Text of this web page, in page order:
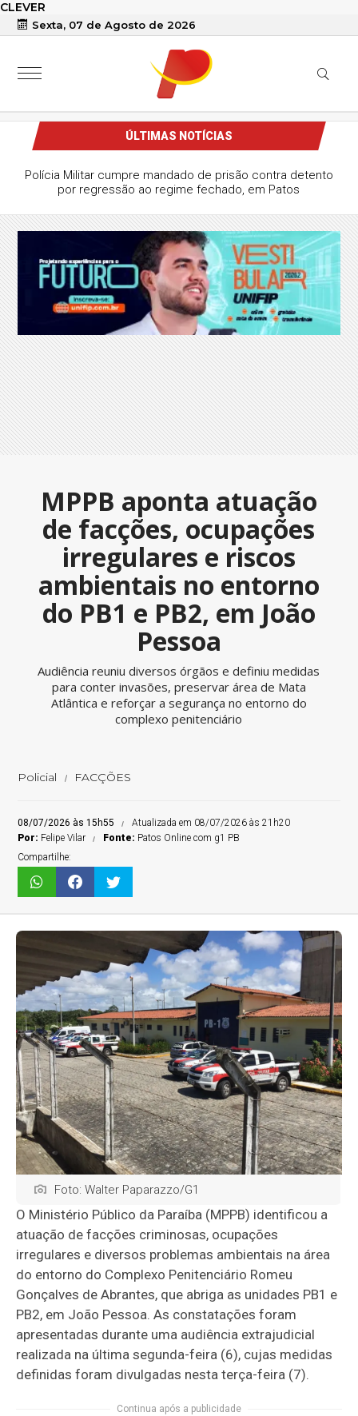
CLEVER
Sexta, 07 de Agosto de 2026
ÚLTIMAS NOTÍCIAS
Polícia Militar cumpre mandado de prisão contra detento
por regressão ao regime fechado, em Patos
MPPB aponta atuação
de facções, ocupações
irregulares e riscos
ambientais no entorno
do PB1 e PB2, em João
Pessoa
Audiência reuniu diversos órgãos e definiu medidas
para conter invasões, preservar área de Mata
Atlântica e reforçar a segurança no entorno do
complexo penitenciário
Policial FACÇÕES
08/07/2026 às 15h55
Atualizada em 08/07/2026 às 21h20
Por: Felipe Vilar Fonte: Patos Online com g1 PB
Compartilhe:
Foto: Walter Paparazzo/G1
O Ministério Público da Paraíba (MPPB) identificou a
atuação de facções criminosas, ocupações
irregulares e diversos problemas ambientais na área
do entorno do Complexo Penitenciário Romeu
Gonçalves de Abrantes, que abriga as unidades PB1 e
PB2, em João Pessoa. As constatações foram
apresentadas durante uma audiência extrajudicial
realizada na última segunda-feira (6), cujas medidas
definidas foram divulgadas nesta terça-feira (7).
Continua após a publicidade